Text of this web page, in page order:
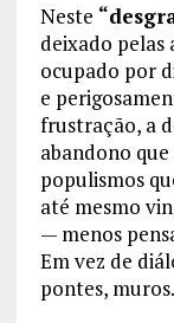
Neste
deixado pelas
ocupado por
e
frustração, a
abandono
populismos
até mesmo
— menos
Em vez de
pontes, muros.